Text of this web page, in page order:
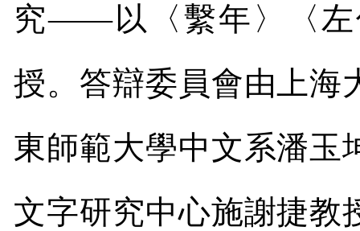
究——以〈繫年〉〈
授。答辯委員會由上海
東師範大學中文系潘玉
文字研究中心施謝捷教